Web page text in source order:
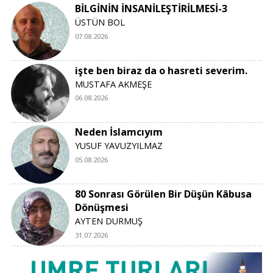
BİLGİNİN İNSANİLEŞTİRİLMESİ-3
ÜSTÜN BOL
07.08.2026
işte ben biraz da o hasreti severim.
MUSTAFA AKMEŞE
06.08.2026
Neden İslamcıyım
YUSUF YAVUZYILMAZ
05.08.2026
80 Sonrası Görülen Bir Düşün Kâbusa
Dönüşmesi
AYTEN DURMUŞ
31.07.2026